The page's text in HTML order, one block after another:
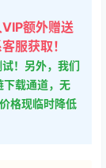
额外赠送
服获取！
！另外，我们
下载通道，无
格现临时降低